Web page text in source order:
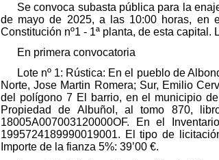
Se convoca subasta pública para la
de mayo de 2025, a las 10:00 horas, en
Constitución nº1 - 1ª planta, de esta
En primera convocatoria
Lote nº 1: Rústica: En el pueblo de
Norte, Jose Martin Romera; Sur, Emilio
del polígono 7 El barrio, en el municipio
Propiedad de Albuñol, al tomo 870,
18005A007003120000OF. En el
1995724189990019001. El tipo de
Importe de la fianza 5%: 39’00 €.